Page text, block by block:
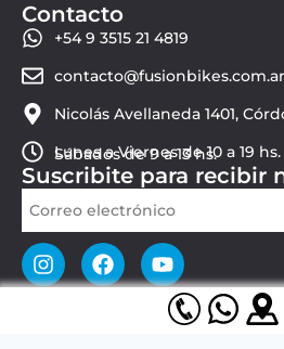
Contacto
+54 9 3515 21 4819
contacto@fusionbikes.com.ar
Nicolás Avellaneda 1401,
Lunes a Viernes de 10 a 19 hs.
Sábados de 9 a 13 hs.
Suscribite para recibir
© 2026 Fusion